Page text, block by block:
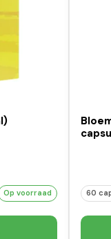
Op voorraad 60